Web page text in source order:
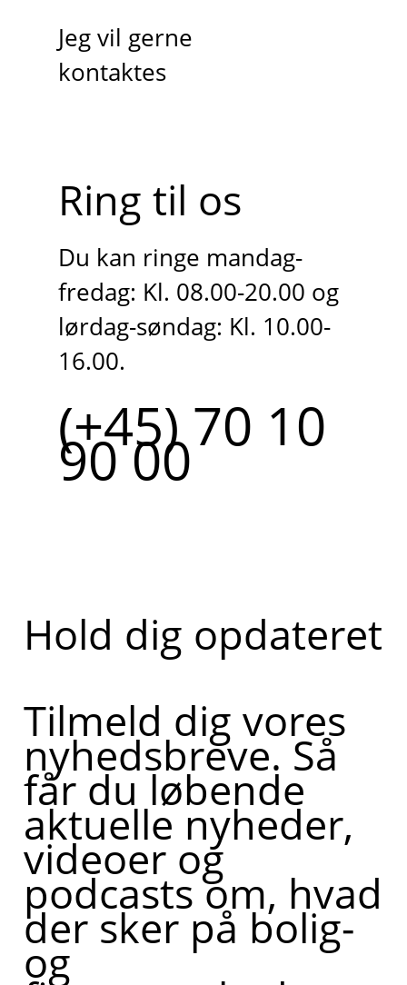
Jeg vil gerne
kontaktes
Ring til os
Du kan ringe mandag-
fredag: Kl. 08.00-20.00 og
lørdag-søndag: Kl. 10.00-
16.00.
(+45) 70 10
90 00
Hold dig opdateret
Tilmeld dig vores
nyhedsbreve. Så
får du løbende
aktuelle nyheder,
videoer og
podcasts om, hvad
der sker på bolig-
og